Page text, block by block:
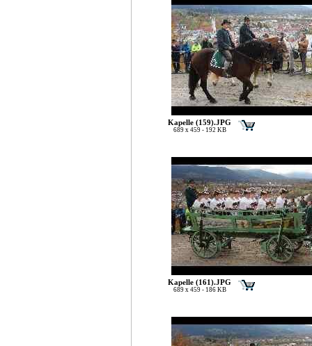
Kapelle (159).JPG
689 x 459 - 192 KB
Kapelle (161).JPG
689 x 459 - 186 KB